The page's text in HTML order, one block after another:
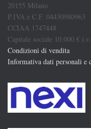
20155 Milano
P.IVA e C.F. 04430980963
CCIAA 1747448
Capitale sociale 10.000 € i.v.
Condizioni di vendita
Informativa dati personali e